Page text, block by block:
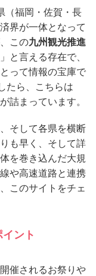
（福岡・佐賀・長
界が一体となって
この九州観光推進
と言える存在で、
って情報の宝庫で
たら、こちらは
詰まっています。
そして各県を横断
も早く、そして詳
を巻き込んだ大規
や高速道路と連携
このサイトをチェ
ント
催されるお祭りや